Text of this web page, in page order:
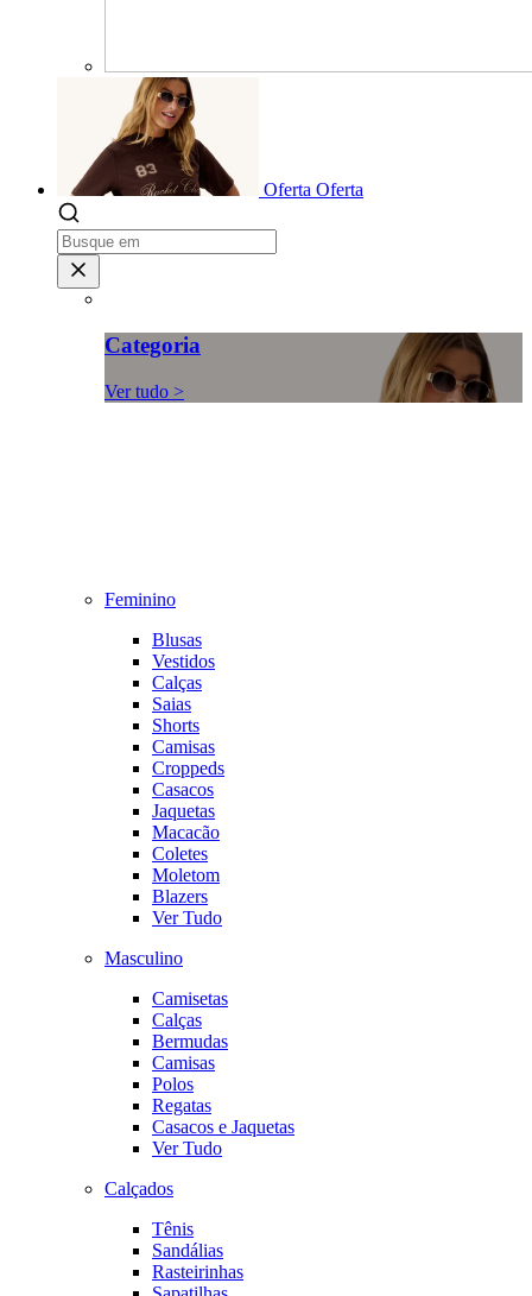
Oferta Oferta
Categoria
Ver tudo >
Feminino
Blusas
Vestidos
Calças
Saias
Shorts
Camisas
Croppeds
Casacos
Jaquetas
Macacão
Coletes
Moletom
Blazers
Ver Tudo
Masculino
Camisetas
Calças
Bermudas
Camisas
Polos
Regatas
Casacos e Jaquetas
Ver Tudo
Calçados
Tênis
Sandálias
Rasteirinhas